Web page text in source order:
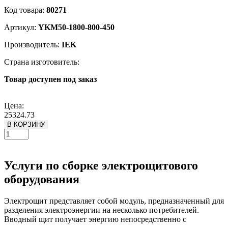
Код товара: 80271
Артикул: YKM50-1800-800-450
Производитель: IEK
Страна изготовитель:
Товар доступен под заказ
Цена:
25324.73
В КОРЗИНУ
Услуги по сборке электрощитового
оборудования
Электрощит представляет собой модуль, предназначенный для
разделения электроэнергии на несколько потребителей.
Вводный щит получает энергию непосредственно с